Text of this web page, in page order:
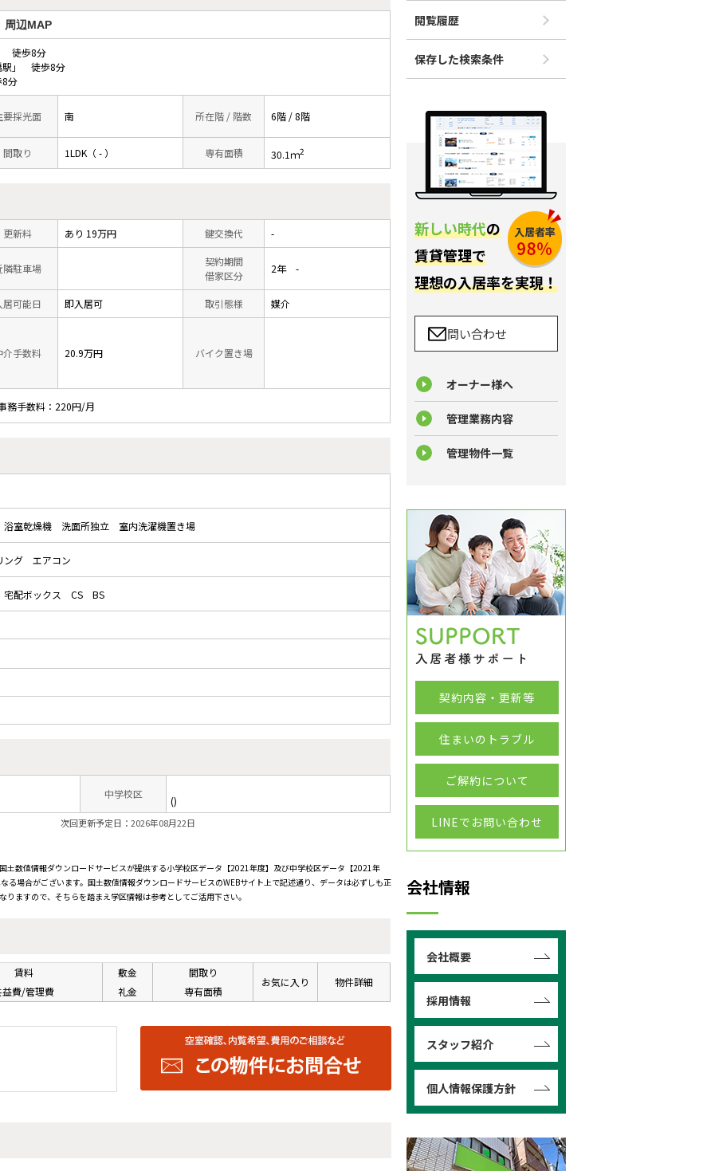
周辺MAP
徒歩8分
駅」 徒歩8分
分
要採光面 南 所在階 / 階数 6階 / 8階
間取り 1LDK（ - ） 専有面積 30.1ｍ2
更新料 あり 19万円 鍵交換代 -
隣駐車場
契約期間
借家区分
2年 -
居可能日 即入居可 取引態様 媒介
介手数料 20.9万円 バイク置き場
務手数料：220円/月
浴室乾燥機 洗面所独立 室内洗濯機置き場
ング エアコン
宅配ボックス CS BS
中学校区
()
次回更新予定日：2026年08月22日
土数値情報ダウンロードサービスが提供する小学校区データ【2021年度】及び中学校区データ【2021年
る場合がございます。国土数値情報ダウンロードサービスのWEBサイト上で記述通り、データは必ずしも正
ますので、そちらを踏まえ学区情報は参考としてご活用下さい。
賃料
益費/管理費
敷金
礼金
間取り
専有面積
お気に入り 物件詳細
閲覧履歴
保存した検索条件
新しい時代の
賃貸管理で
理想の入居率を実現！
問い合わせ
オーナー様へ
管理業務内容
管理物件一覧
契約内容・更新等
住まいのトラブル
ご解約について
LINEでお問い合わせ
会社情報
会社概要
採用情報
スタッフ紹介
個人情報保護方針